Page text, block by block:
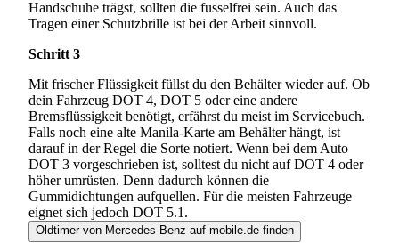
Handschuhe trägst, sollten die fusselfrei sein. Auch das
Tragen einer Schutzbrille ist bei der Arbeit sinnvoll.
Schritt 3
Mit frischer Flüssigkeit füllst du den Behälter wieder auf. Ob
dein Fahrzeug DOT 4, DOT 5 oder eine andere
Bremsflüssigkeit benötigt, erfährst du meist im Servicebuch.
Falls noch eine alte Manila-Karte am Behälter hängt, ist
darauf in der Regel die Sorte notiert. Wenn bei dem Auto
DOT 3 vorgeschrieben ist, solltest du nicht auf DOT 4 oder
höher umrüsten. Denn dadurch können die
Gummidichtungen aufquellen. Für die meisten Fahrzeuge
eignet sich jedoch DOT 5.1.
Oldtimer von Mercedes-Benz auf mobile.de finden